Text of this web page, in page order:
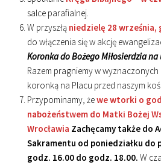
salce parafialnej.
W przyszłą niedzielę 28 września,
do włączenia się w akcję
Koronka do Bożego Miłosierdzia
Razem pragniemy w
koronką na Placu przed naszym
Przypominamy, żewe wtorki o
nabożeństwem do Matki Bożej
Wrocławia Zachęcamy także do
Sakramentu od poniedziałku do
godz. 16.00 do godz. 18.00. W